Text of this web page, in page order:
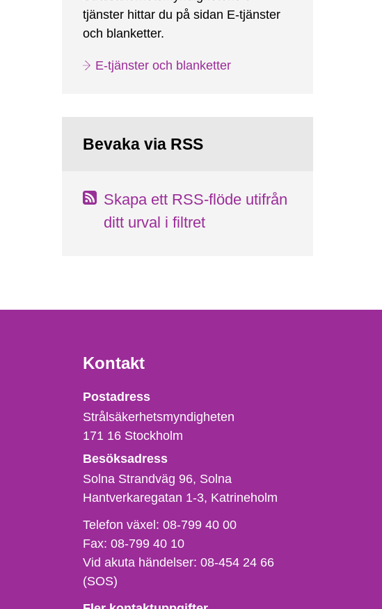
tjänster hittar du på sidan E-tjänster
och blanketter.
E-tjänster och blanketter
Bevaka via RSS
Skapa ett RSS-flöde utifrån
ditt urval i filtret
Kontakt
Strålsäkerhetsmyndigheten
Postadress
Strålsäkerhetsmyndigheten
171 16 Stockholm
Besöksadress
Solna Strandväg 96, Solna
Hantverkaregatan 1-3 Katrineholm
Telefon,
fax
och
e-
Telefon växel:08-799 40 00
Fax:08-799 40 10
Vid akuta händelser:08-454 24 66
(SOS)